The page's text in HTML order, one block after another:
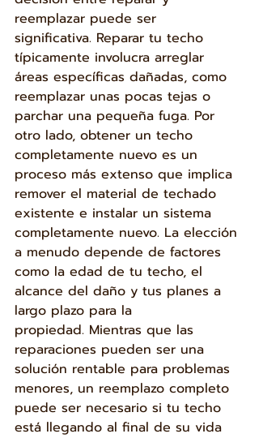
reemplazar puede ser
significativa. Reparar tu techo
típicamente involucra arreglar
áreas específicas dañadas, como
reemplazar unas pocas tejas o
parchar una pequeña fuga. Por
otro lado, obtener un techo
completamente nuevo es un
proceso más extenso que implica
remover el material de techado
existente e instalar un sistema
completamente nuevo. La elección
a menudo depende de factores
como la edad de tu techo, el
alcance del daño y tus planes a
largo plazo para la
propiedad. Mientras que las
reparaciones pueden ser una
solución rentable para problemas
menores, un reemplazo completo
puede ser necesario si tu techo
está llegando al final de su vida